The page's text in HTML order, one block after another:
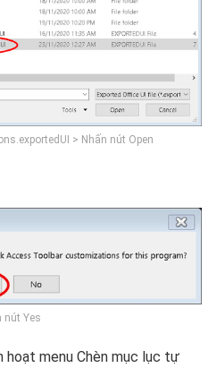
> Nhấn nút Open
nút Yes
hoạt menu Chèn mục lục tự